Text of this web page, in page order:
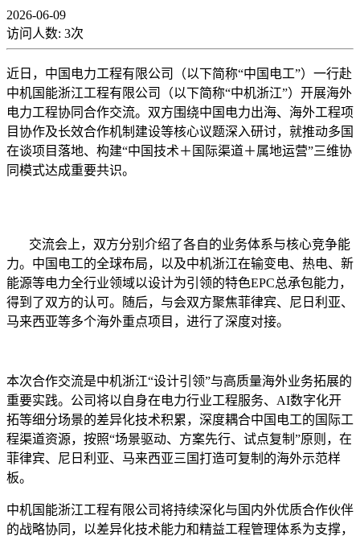
2026-06-09
访问人数: 3次
近日，中国电力工程有限公司（以下简称“中国电工”）一行赴
中机国能浙江工程有限公司（以下简称“中机浙江”）开展海外
电力工程协同合作交流。双方围绕中国电力出海、海外工程项
目协作及长效合作机制建设等核心议题深入研讨，就推动多国
在谈项目落地、构建“中国技术＋国际渠道＋属地运营”三维协
同模式达成重要共识。
交流会上，双方分别介绍了各自的业务体系与核心竞争能
力。中国电工的全球布局，以及中机浙江在输变电、热电、新
能源等电力全行业领域以设计为引领的特色EPC总承包能力，
得到了双方的认可。随后，与会双方聚焦菲律宾、尼日利亚、
马来西亚等多个海外重点项目，进行了深度对接。
本次合作交流是中机浙江“设计引领”与高质量海外业务拓展的
重要实践。公司将以自身在电力行业工程服务、AI数字化开
拓等细分场景的差异化技术积累，深度耦合中国电工的国际工
程渠道资源，按照“场景驱动、方案先行、试点复制”原则，在
菲律宾、尼日利亚、马来西亚三国打造可复制的海外示范样
板。
中机国能浙江工程有限公司将持续深化与国内外优质合作伙伴
的战略协同，以差异化技术能力和精益工程管理体系为支撑，